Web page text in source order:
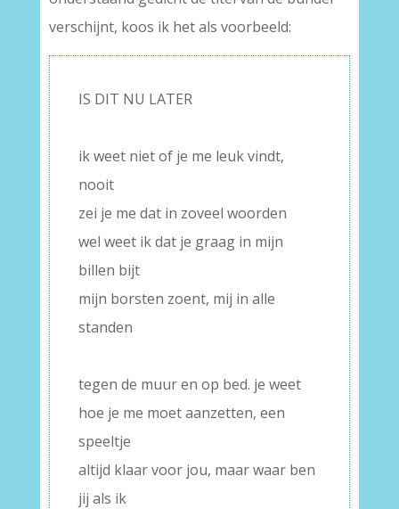
verschijnt, koos ik het als voorbeeld:
IS DIT NU LATER
ik weet niet of je me leuk vindt,
nooit
zei je me dat in zoveel woorden
wel weet ik dat je graag in mijn
billen bijt
mijn borsten zoent, mij in alle
standen
tegen de muur en op bed. je weet
hoe je me moet aanzetten, een
speeltje
altijd klaar voor jou, maar waar ben
jij als ik